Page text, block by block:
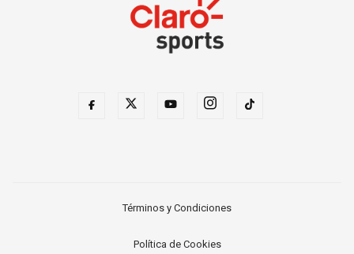
Términos y Condiciones
Política de Cookies